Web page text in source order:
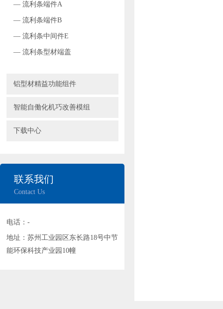
— 流利条端件A
— 流利条端件B
— 流利条中间件E
— 流利条型材端盖
铝型材精益功能组件
智能自働化机巧改善模组
下载中心
联系我们
Contact Us
电话：-
地址：苏州工业园区东长路18号中节
能环保科技产业园10幢